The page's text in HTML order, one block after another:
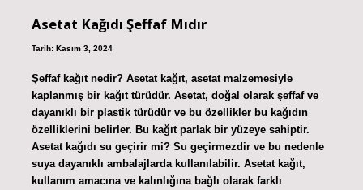
Asetat Kağıdı Şeffaf Mıdır
Tarih: Kasım 3, 2024
Şeffaf kağıt nedir? Asetat kağıt, asetat malzemesiyle
kaplanmış bir kağıt türüdür. Asetat, doğal olarak şeffaf ve
dayanıklı bir plastik türüdür ve bu özellikler bu kağıdın
özelliklerini belirler. Bu kağıt parlak bir yüzeye sahiptir.
Asetat kağıdı su geçirir mi? Su geçirmezdir ve bu nedenle
suya dayanıklı ambalajlarda kullanılabilir. Asetat kağıt,
kullanım amacına ve kalınlığına bağlı olarak farklı